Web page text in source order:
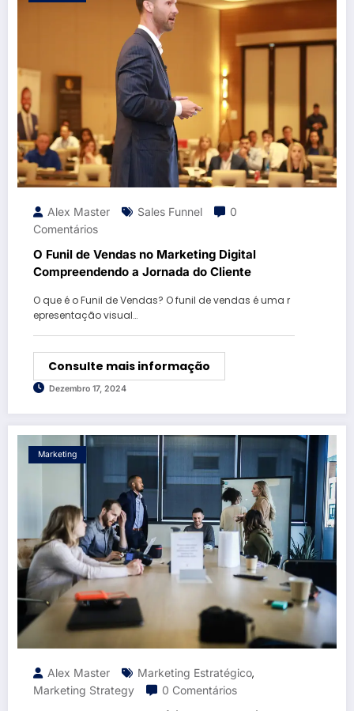
Alex Master Sales Funnel
0
Comentários
O Funil de Vendas no Marketing Digital
Compreendendo a Jornada do Cliente
O que é o Funil de Vendas? O funil de vendas é uma r
epresentação visual…
Consulte mais informação
Dezembro 17, 2024
Marketing
Alex Master Marketing Estratégico,
Marketing Strategy
0 Comentários